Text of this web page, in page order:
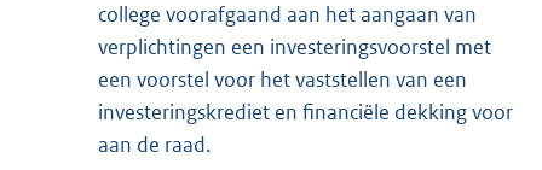
college voorafgaand aan het aangaan van
verplichtingen een investeringsvoorstel met
een voorstel voor het vaststellen van een
investeringskrediet en financiële dekking voor
aan de raad.